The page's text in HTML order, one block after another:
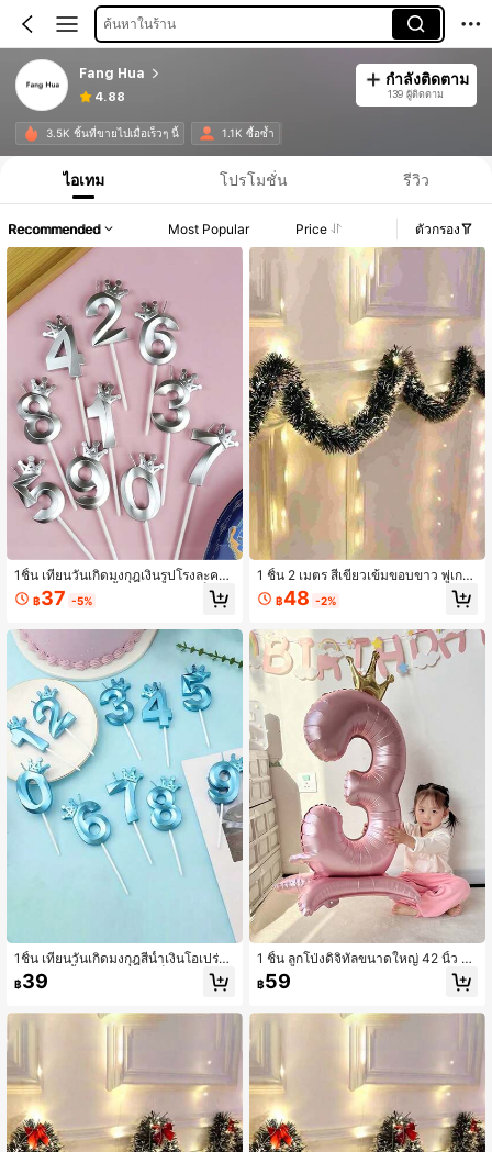
ค้นหาในร้าน
Fang Hua
4.88
กำลังติดตาม
139 ผู้ติดตาม
3.5K ชิ้นที่ขายไปเมื่อเร็วๆ นี้ 1.1K ซื้อซ้ำ
ไอเทม โปรโมชั่น รีวิว
Recommended Most Popular Price ตัวกรอง
1ชิ้น เทียนวันเกิดมงกุฎเงินรูปโรงละครโ
อเปร่า, เทียนปาร์ตี้วันเกิดสำหรับเด็กอา
ยุ 0-9 ปี
฿37 -5%
1ชิ้น เทียนวันเกิดมงกุฎสีน้ำเงินโอเปร่า,
เทียนปาร์ตี้วันเกิดสำหรับเด็กอายุ 0-9
ปี
฿39
1 ชิ้น 2 เมตร สีเขียวเข้มขอบขาว พู่เกล็
ดหิมะคริสต์มาส ตกแต่งเทศกาล
฿48 -2%
1 ชิ้น ลูกโป่งดิจิทัลขนาดใหญ่ 42 นิ้ว สี
ชมพูมุก 4D, ตกแต่งวันเกิด, ตกแต่งวันเ
กิด, ลูกโป่ง
฿59